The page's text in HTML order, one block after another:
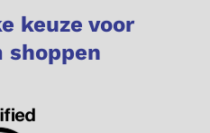
keuze voor
shoppen